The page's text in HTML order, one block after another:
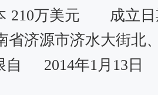
210万美元
成立
省济源市济水大街北
自
2014年1月13日